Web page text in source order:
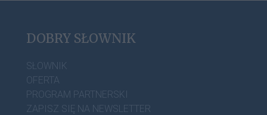
DOBRY SŁOWNIK
SŁOWNIK
OFERTA
PROGRAM PARTNERSKI
ZAPISZ SIĘ NA NEWSLETTER